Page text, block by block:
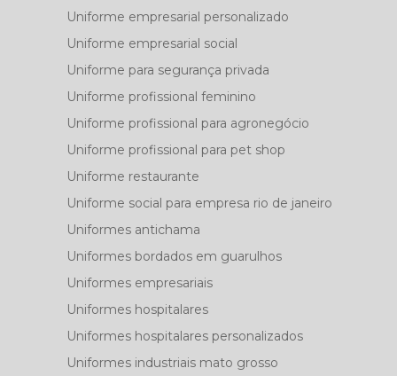
Uniforme empresarial personalizado
Uniforme empresarial social
Uniforme para segurança privada
Uniforme profissional feminino
Uniforme profissional para agronegócio
Uniforme profissional para pet shop
Uniforme restaurante
Uniforme social para empresa rio de janeiro
Uniformes antichama
Uniformes bordados em guarulhos
Uniformes empresariais
Uniformes hospitalares
Uniformes hospitalares personalizados
Uniformes industriais mato grosso